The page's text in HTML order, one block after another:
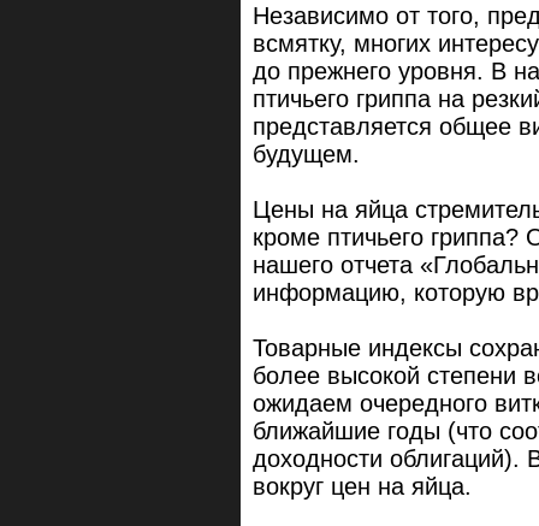
Независимо от того,
всмятку, многих
до прежнего уровня. В
птичьего гриппа на
представляется общее
будущем.
Цены на яйца
кроме птичьего гриппа?
нашего отчета
информацию, которую
Товарные индексы
более высокой степени
ожидаем очередного
ближайшие годы (что
доходности
вокруг цен на яйца.